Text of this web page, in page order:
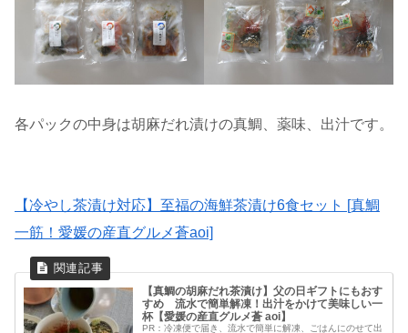
各パックの中身は胡麻だれ漬けの真鯛、薬味、出汁です。
【冷やし茶漬け対応】至福の海鮮茶漬け6食セット [真鯛
一筋！愛媛の産直グルメ蒼aoi]
【真鯛の胡麻だれ茶漬け】父の日ギフトにもおす
すめ 流水で簡単解凍！出汁をかけて美味しい一
杯【愛媛の産直グルメ蒼 aoi】
PR：冷凍便で届き、流水で簡単に解凍、ごはんにのせて出